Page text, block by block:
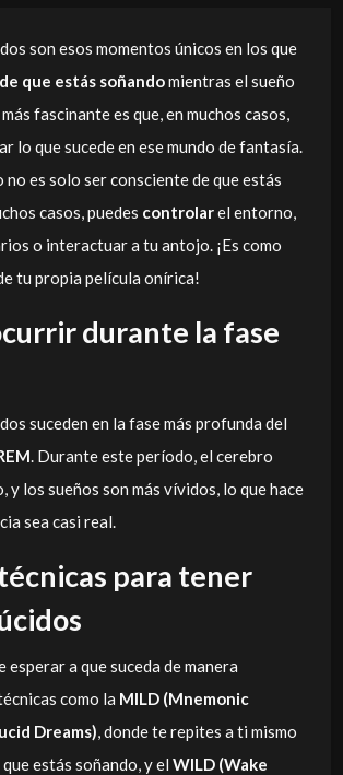
son esos momentos únicos en los que
que estás soñandomientras el sueño
fascinante es que, en muchos casos,
lo que sucede en ese mundo de fantasía.
no es solo ser consciente de que estás
casos, puedes controlarel entorno,
o interactuar a tu antojo. ¡Es como
tu propia película onírica!
durante la fase
suceden en la fase más profunda del
. Durante este período, el cerebro
y los sueños son más vívidos, lo que hace
sea casi real.
para tener
esperar a que suceda de manera
como la MILD (Mnemonic
Dreams), donde te repites a ti mismo
estás soñando, y el WILD (Wake